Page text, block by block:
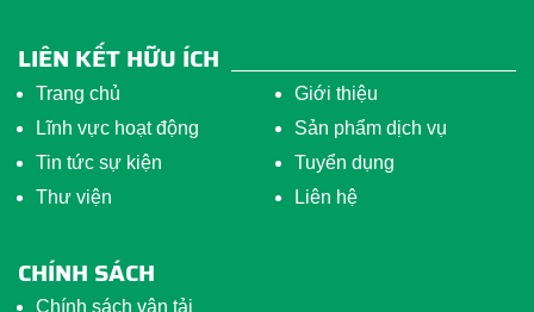
LIÊN KẾT HỮU ÍCH
Trang chủ
Giới thiệu
Lĩnh vực hoạt động
Sản phẩm dịch vụ
Tin tức sự kiện
Tuyển dụng
Thư viện
Liên hệ
CHÍNH SÁCH
Chính sách vận tải